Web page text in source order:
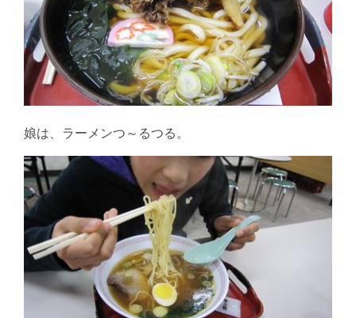
娘は、ラーメンつ～るつる。